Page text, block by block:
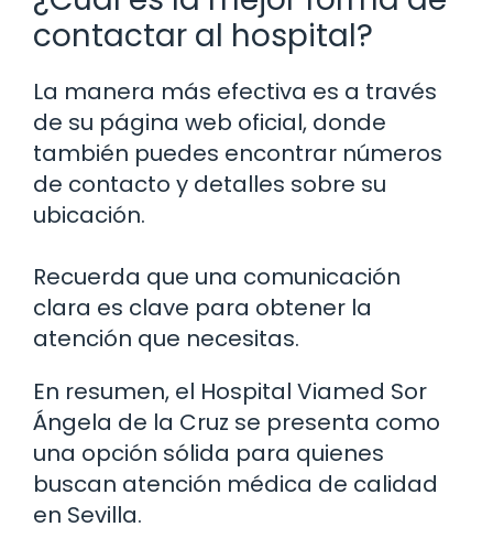
contactar al hospital?
La manera más efectiva es a través
de su página web oficial, donde
también puedes encontrar números
de contacto y detalles sobre su
ubicación.
Recuerda que una comunicación
clara es clave para obtener la
atención que necesitas.
En resumen, el Hospital Viamed Sor
Ángela de la Cruz se presenta como
una opción sólida para quienes
buscan atención médica de calidad
en Sevilla.